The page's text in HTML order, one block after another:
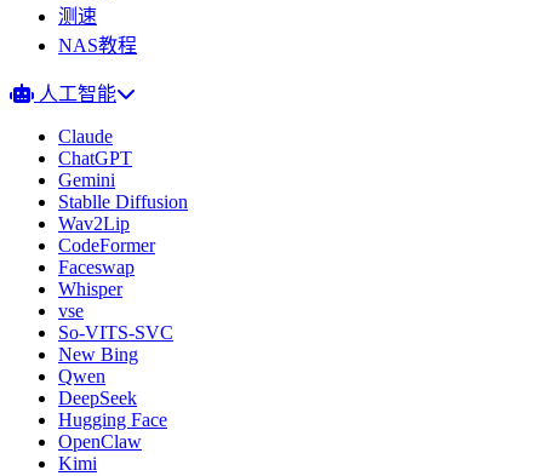
测速
NAS教程
人工智能
Claude
ChatGPT
Gemini
Stablle Diffusion
Wav2Lip
CodeFormer
Faceswap
Whisper
vse
So-VITS-SVC
New Bing
Qwen
DeepSeek
Hugging Face
OpenClaw
Kimi